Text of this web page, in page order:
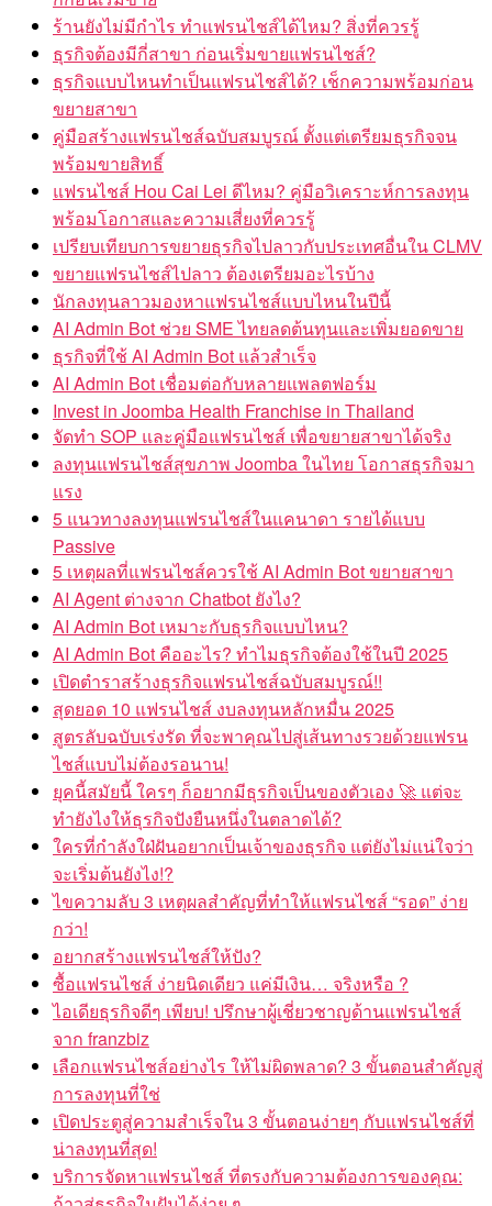
ร้านยังไม่มีกำไร ทำแฟรนไชส์ได้ไหม? สิ่งที่ควรรู้
ธุรกิจต้องมีกี่สาขา ก่อนเริ่มขายแฟรนไชส์?
ธุรกิจแบบไหนทำเป็นแฟรนไชส์ได้? เช็กความพร้อมก่อน
ขยายสาขา
คู่มือสร้างแฟรนไชส์ฉบับสมบูรณ์ ตั้งแต่เตรียมธุรกิจจน
พร้อมขายสิทธิ์
แฟรนไชส์ Hou Cai Lei ดีไหม? คู่มือวิเคราะห์การลงทุน
พร้อมโอกาสและความเสี่ยงที่ควรรู้
เปรียบเทียบการขยายธุรกิจไปลาวกับประเทศอื่นใน CLMV
ขยายแฟรนไชส์ไปลาว ต้องเตรียมอะไรบ้าง
นักลงทุนลาวมองหาแฟรนไชส์แบบไหนในปีนี้
AI Admin Bot ช่วย SME ไทยลดต้นทุนและเพิ่มยอดขาย
ธุรกิจที่ใช้ AI Admin Bot แล้วสำเร็จ
AI Admin Bot เชื่อมต่อกับหลายแพลตฟอร์ม
Invest in Joomba Health Franchise in Thailand
จัดทำ SOP และคู่มือแฟรนไชส์ เพื่อขยายสาขาได้จริง
ลงทุนแฟรนไชส์สุขภาพ Joomba ในไทย โอกาสธุรกิจมา
แรง
5 แนวทางลงทุนแฟรนไชส์ในแคนาดา รายได้แบบ
Passive
5 เหตุผลที่แฟรนไชส์ควรใช้ AI Admin Bot ขยายสาขา
AI Agent ต่างจาก Chatbot ยังไง?
AI Admin Bot เหมาะกับธุรกิจแบบไหน?
AI Admin Bot คืออะไร? ทำไมธุรกิจต้องใช้ในปี 2025
เปิดตำราสร้างธุรกิจแฟรนไชส์ฉบับสมบูรณ์!!
สุดยอด 10 แฟรนไชส์ งบลงทุนหลักหมื่น 2025
สูตรลับฉบับเร่งรัด ที่จะพาคุณไปสู่เส้นทางรวยด้วยแฟรน
ไชส์แบบไม่ต้องรอนาน!
ยุคนี้สมัยนี้ ใครๆ ก็อยากมีธุรกิจเป็นของตัวเอง 🚀 แต่จะ
ทำยังไงให้ธุรกิจปังยืนหนึ่งในตลาดได้?
ใครที่กำลังใฝ่ฝันอยากเป็นเจ้าของธุรกิจ แต่ยังไม่แน่ใจว่า
จะเริ่มต้นยังไง!?
ไขความลับ 3 เหตุผลสำคัญที่ทำให้แฟรนไชส์ “รอด” ง่าย
กว่า!
อยากสร้างแฟรนไชส์ให้ปัง?
ซื้อแฟรนไชส์ ง่ายนิดเดียว แค่มีเงิน… จริงหรือ ?
ไอเดียธุรกิจดีๆ เพียบ! ปรึกษาผู้เชี่ยวชาญด้านแฟรนไชส์
จาก franzbiz
เลือกแฟรนไชส์อย่างไร ให้ไม่ผิดพลาด? 3 ขั้นตอนสำคัญสู่
การลงทุนที่ใช่
เปิดประตูสู่ความสำเร็จใน 3 ขั้นตอนง่ายๆ กับแฟรนไชส์ที่
น่าลงทุนที่สุด!
บริการจัดหาแฟรนไชส์ ที่ตรงกับความต้องการของคุณ: